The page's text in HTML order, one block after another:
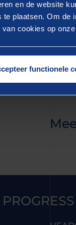
en de website
te plaatsen. Om de
van cookies op
functionele
quis
aute
mollit